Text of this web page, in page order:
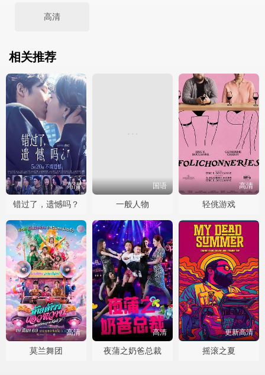
高清
相关推荐
高清
错过了，遗憾吗？
国语
一般人物
高清
轻佻游戏
高清
莫兰舞团
高清
夜蒲之奶爸总裁
更新高清
摇滚之夏